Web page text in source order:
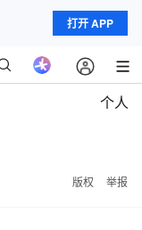
打开 APP
个人
版权 举报